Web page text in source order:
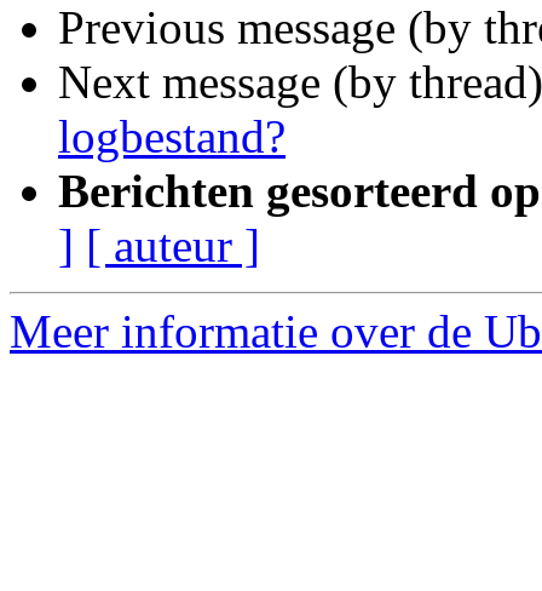
Previous message (by
Next message (by
logbestand?
Berichten gesorteerd
] [ auteur ]
Meer informatie over de